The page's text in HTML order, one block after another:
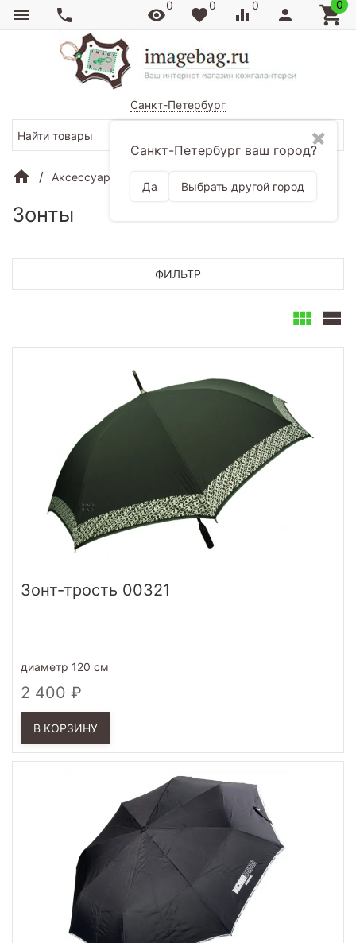
0 0 0 0
Санкт-Петербург
✖
Санкт-Петербург ваш город?
Да Выбрать другой город
Аксессуары
Зонты
ФИЛЬТР
Зонт-трость 00321
диаметр 120 см
2 400
В КОРЗИНУ